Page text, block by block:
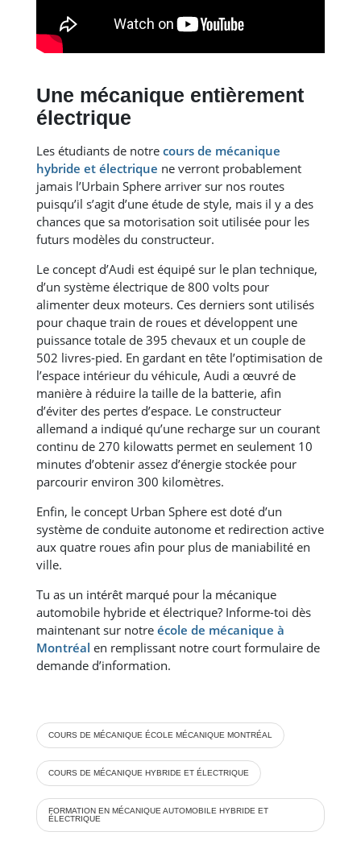
Une mécanique entièrement
électrique
Les étudiants de notre cours de mécanique
hybride et électrique ne verront probablement
jamais l’Urbain Sphere arriver sur nos routes
puisqu’il s’agit d’une étude de style, mais il y a des
chances que sa motorisation soit utilisée pour les
futurs modèles du constructeur.
Le concept d’Audi est équipé sur le plan technique,
d’un système électrique de 800 volts pour
alimenter deux moteurs. Ces derniers sont utilisés
pour chaque train de roues et développent une
puissance totale de 395 chevaux et un couple de
502 livres-pied. En gardant en tête l’optimisation de
l’espace intérieur du véhicule, Audi a œuvré de
manière à réduire la taille de la batterie, afin
d’éviter des pertes d’espace. Le constructeur
allemand a indiqué qu’une recharge sur un courant
continu de 270 kilowatts permet en seulement 10
minutes d’obtenir assez d’énergie stockée pour
parcourir environ 300 kilomètres.
Enfin, le concept Urban Sphere est doté d’un
système de conduite autonome et redirection active
aux quatre roues afin pour plus de maniabilité en
ville.
Tu as un intérêt marqué pour la mécanique
automobile hybride et électrique? Informe-toi dès
maintenant sur notre école de mécanique à
Montréal en remplissant notre court formulaire de
demande d’information.
COURS DE MÉCANIQUE ÉCOLE MÉCANIQUE MONTRÉAL
COURS DE MÉCANIQUE HYBRIDE ET ÉLECTRIQUE
FORMATION EN MÉCANIQUE AUTOMOBILE HYBRIDE ET
ÉLECTRIQUE